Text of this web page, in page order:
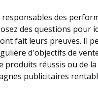
des
des questions pour
fait leurs preuves. Il
d'objectifs de
produits réussis ou de la
publicitaires